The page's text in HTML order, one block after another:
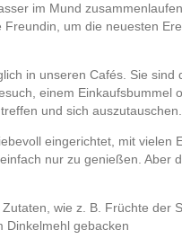
im Mund
um die neuesten
in unseren Cafés. Sie sind
einem Einkaufsbummel
und sich auszutauschen.
eingerichtet, mit vielen
nur zu genießen. Aber
wie z. B. Früchte der
Dinkelmehl gebacken